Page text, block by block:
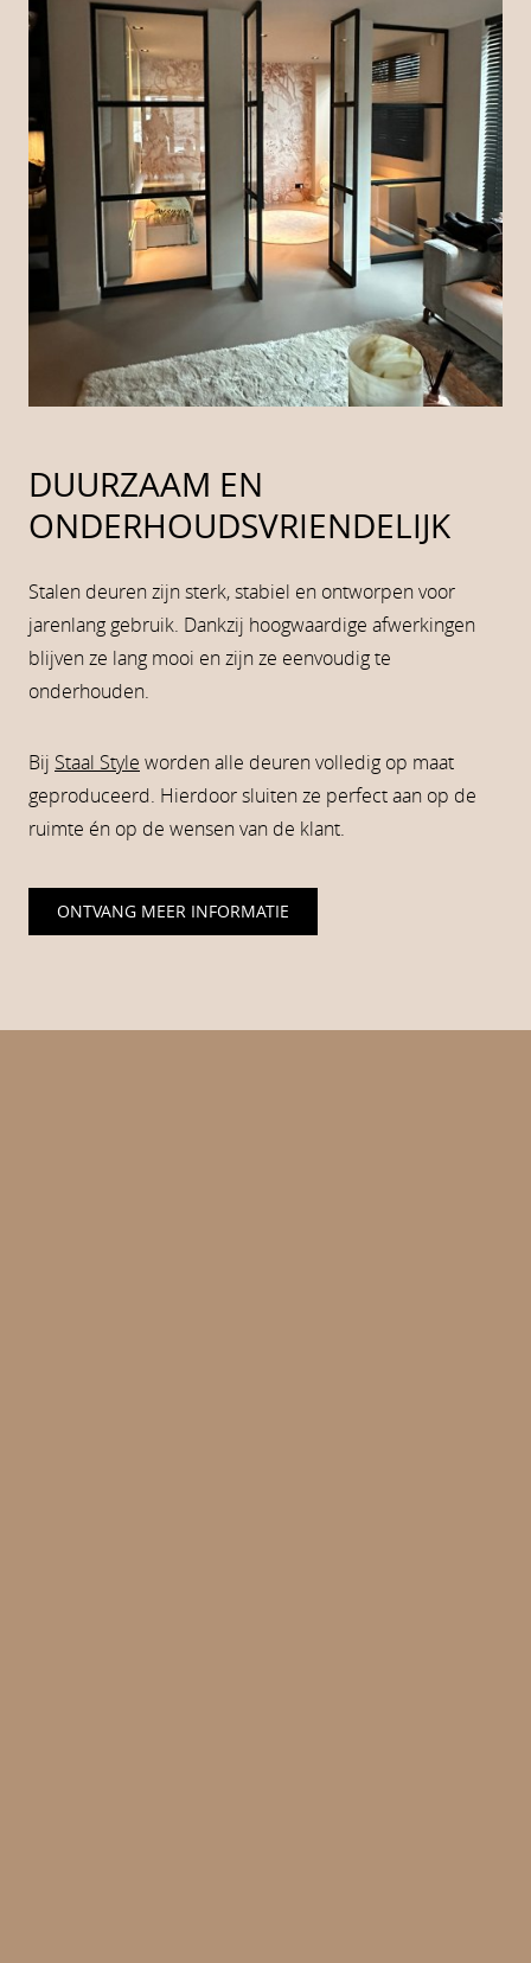
DUURZAAM EN
ONDERHOUDSVRIENDELIJK
Stalen deuren zijn sterk, stabiel en ontworpen voor
jarenlang gebruik. Dankzij hoogwaardige afwerkingen
blijven ze lang mooi en zijn ze eenvoudig te
onderhouden.
Bij Staal Style worden alle deuren volledig op maat
geproduceerd. Hierdoor sluiten ze perfect aan op de
ruimte én op de wensen van de klant.
ONTVANG MEER INFORMATIE